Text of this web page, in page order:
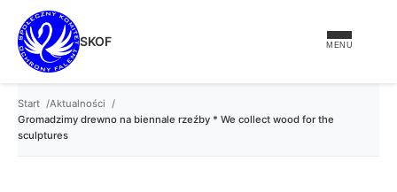
treści
SKOF
MENU
Start
Aktualności
Gromadzimy drewno na biennale rzeźby * We collect wood for the
sculptures